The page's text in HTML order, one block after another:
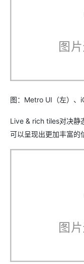
图：Metro UI（左）、
Live & rich tiles对决静
可以呈现出更加丰富的